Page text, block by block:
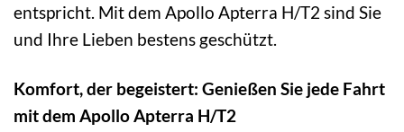
entspricht. Mit dem Apollo Apterra H/T2 sind Sie
und Ihre Lieben bestens geschützt.
Komfort, der begeistert: Genießen Sie jede Fahrt
mit dem Apollo Apterra H/T2